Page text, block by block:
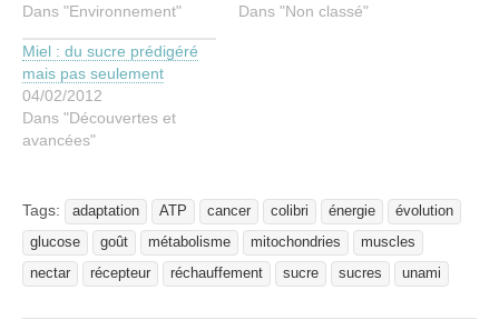
Dans "Environnement"
Dans "Non classé"
Miel : du sucre prédigéré
mais pas seulement
04/02/2012
Dans "Découvertes et
avancées"
Tags: adaptation ATP cancer colibri énergie
évolution
glucose
goût métabolisme mitochondries
muscles
nectar
récepteur réchauffement sucre sucres unami